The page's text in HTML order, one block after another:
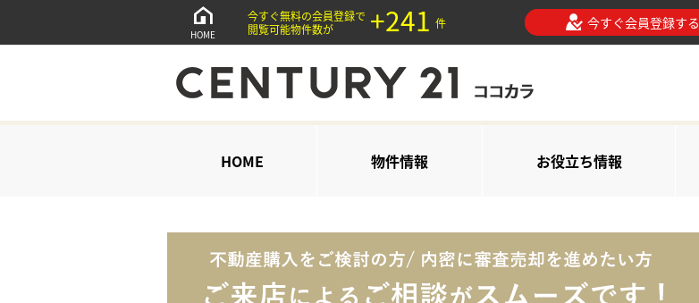
HOME
今すぐ無料の会員登録で
閲覧可能物件数が
+241 件 今すぐ会員登録する
HOME 物件情報 お役立ち情報